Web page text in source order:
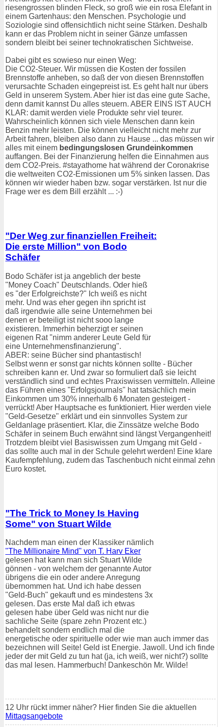
riesengrossen blinden Fleck, so groß wie ein rosa Elefant in
einem Gartenhaus: den Menschen. Psychologie und
Soziologie sind offensichtlich nicht seine Stärken. Deshalb
kann er das Problem nicht in seiner Gänze umfassen
sondern bleibt bei seiner technokratischen Sichtweise.
Dabei gibt es sowieso nur einen Weg:
Die CO2-Steuer. Wir müssen die Kosten der fossilen
Brennstoffe anheben, so daß der von diesen Brennstoffen
verursachte Schaden eingepreist ist. Es geht halt nur übers
Geld in unserem System. Aber hier ist das eine gute Sache,
denn damit kannst Du alles steuern. ABER EINS IST AUCH
KLAR: damit werden viele Produkte sehr viel teurer.
Wahrscheinlich können sich viele Menschen dann kein
Benzin mehr leisten. Die können vielleicht nicht mehr zur
Arbeit fahren, bleiben also dann zu Hause ... das müssen wir
alles mit einem bedingungslosen Grundeinkommen
auffangen. Bei der Finanzierung helfen die Einnahmen aus
dem CO2-Preis. #stayathome hat während der Coronakrise
die weltweiten CO2-Emissionen um 5% sinken lassen. Das
können wir wieder haben bzw. sogar verstärken. Ist nur die
Frage wer es dem Bill erzählt ... :-)
"Der Weg zur finanziellen Freiheit:
Die erste Million" von Bodo
Schäfer
Bodo Schäfer ist ja angeblich der beste
"Money Coach" Deutschlands. Oder hieß
es "der Erfolgreichste?" Ich weiß es nicht
mehr. Und was eher gegen ihn spricht ist
daß irgendwie alle seine Unternehmen bei
denen er beteiligt ist nicht sooo lange
existieren. Immerhin beherzigt er seinen
eigenen Rat "nimm anderer Leute Geld für
eine Unternehmensfinanzierung".
ABER: seine Bücher sind phantastisch!
Selbst wenn er sonst gar nichts können sollte - Bücher
schreiben kann er. Und zwar so formuliert daß sie leicht
verständlich sind und echtes Praxiswissen vermitteln. Alleine
das Führen eines "Erfolgsjournals" hat tatsächlich mein
Einkommen um 30% innerhalb 6 Monaten gesteigert -
verrückt! Aber Hauptsache es funktioniert. Hier werden viele
"Geld-Gesetze" erklärt und ein sinnvolles System zur
Geldanlage präsentiert. Klar, die Zinssätze welche Bodo
Schäfer in seinem Buch erwähnt sind längst Vergangenheit!
Trotzdem bleibt viel Basiswissen zum Umgang mit Geld -
das sollte auch mal in der Schule gelehrt werden! Eine klare
Kaufempfehlung, zudem das Taschenbuch nicht einmal zehn
Euro kostet.
"The Trick to Money Is Having
Some" von Stuart Wilde
Nachdem man einen der Klassiker nämlich
"The Millionaire Mind" von T. Harv Eker
gelesen hat kann man sich Stuart Wilde
gönnen - von welchem der genannte Autor
übrigens die ein oder andere Anregung
übernommen hat. Und ich habe dessen
"Geld-Buch" gekauft und es mindestens 3x
gelesen. Das erste Mal daß ich etwas
gelesen habe über Geld was nicht nur die
sachliche Seite (spare zehn Prozent etc.)
behandelt sondern endlich mal die
energetische oder spirituelle oder wie man auch immer das
bezeichnen will Seite! Geld ist Energie. Jawoll. Und ich finde
jeder der mit Geld zu tun hat (ja, ich weiß, wer nicht?) sollte
das mal lesen. Hammerbuch! Dankeschön Mr. Wilde!
12 Uhr rückt immer näher? Hier finden Sie die aktuellen
Mittagsangebote